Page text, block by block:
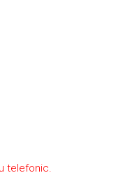
telefonic.